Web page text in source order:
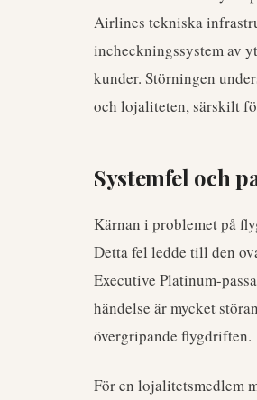
Airlines tekniska
incheckningssystem av
kunder. Störningen
och lojaliteten, särskilt
Systemfel och
Kärnan i problemet på
Detta fel ledde till den
Executive Platinum-
händelse är mycket
övergripande flygdriften.
För en lojalitetsmedlem